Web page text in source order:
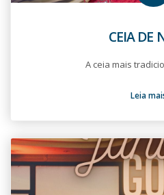
CEIA DE
A ceia mais
Leia